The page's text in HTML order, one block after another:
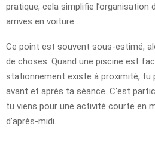
pratique, cela simplifie
arrives en voiture.
Ce point est souvent sous-estimé,
de choses. Quand une piscine est
stationnement existe à proximité, tu
avant et après ta séance. C’est
tu viens pour une activité courte en
d’après-midi.